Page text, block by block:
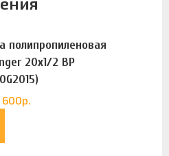
полипропиленовая
20х1/2 ВР
600р.